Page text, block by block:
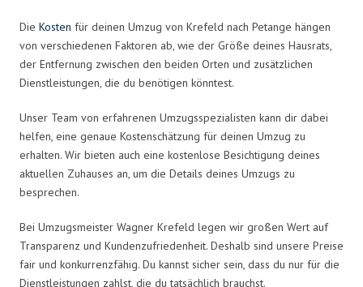
Die Kosten für deinen Umzug von Krefeld nach Petange hängen
von verschiedenen Faktoren ab, wie der Größe deines Hausrats,
der Entfernung zwischen den beiden Orten und zusätzlichen
Dienstleistungen, die du benötigen könntest.
Unser Team von erfahrenen Umzugsspezialisten kann dir dabei
helfen, eine genaue Kostenschätzung für deinen Umzug zu
erhalten. Wir bieten auch eine kostenlose Besichtigung deines
aktuellen Zuhauses an, um die Details deines Umzugs zu
besprechen.
Bei Umzugsmeister Wagner Krefeld legen wir großen Wert auf
Transparenz und Kundenzufriedenheit. Deshalb sind unsere Preise
fair und konkurrenzfähig. Du kannst sicher sein, dass du nur für die
Dienstleistungen zahlst, die du tatsächlich brauchst.